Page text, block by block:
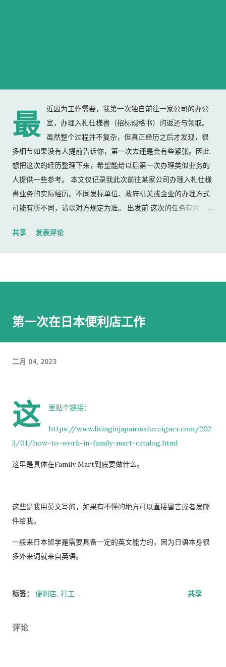
最
近因为工作需要，我第一次独自前往一家公司的办公
室，办理入札仕様書（招标规格书）的返还与领取。
虽然整个过程并不复杂，但真正经历之后才发现，很
多细节如果没有人提前告诉你，第一次去还是会有些紧张。因此
想把这次的经历整理下来，希望能给以后第一次办理类似业务的
人提供一些参考。 本文仅记录我此次前往某家公司办理入札仕様
書业务的实际经历。不同发标单位、政府机关或企业的办理方式
可能有所不同，请以对方规定为准。 出发前 这次的任务有两个：
入札仕様書 名片 当时我认为这样就足够了。 后来才发现，还有
工作人员确认后，很快帮我打开了大门。 进入办公室 进入办公室
时间的商务寒暄。 返还入札仕様書 原本我以为，把入札仕様書交
返还手续才算正式完成。 也就是说，仅仅把资料交回去是不够
的。 这一点如果第一次办理，很容易忽略。 领取新的入札仕様書
完成返还手续后，工作人员把新的入札仕様書交给了我。 就在这
时，又提醒了我另一件事情。 其实， 資格証明書我之前已经提交
过一次。 因此，我误以为之后领取新的入札仕様書时，就不需要
示。 由于这是我第一次没有携带，对方这次没有追究，仍然让我
领取了新的入札仕様書。 不过，对方也明确说明： 今后每一次领
须记住的一项固定流程。 整个过程其实没有想象中困难 在出发之
前，我最担心的是： 门口电话应该怎么说？ 敬语会不会说错？
经历之后才发现，这些担心其实没...
共享 发表评论
第一次在日本便利店工作
二月 04, 2023
这 里贴个链接：
https://www.livinginjapanasaforeigner.com/202
3/01/how-to-work-in-family-mart-catalog.html
这里是具体在Family Mart到底要做什么。
这些是我用英文写的，如果有不懂的地方可以直接留言或者发邮
件给我。
一般来日本留学是需要具备一定的英文能力的，因为日语本身很
多外来词就来自英语。
标签： 便利店 打工 共享
评论